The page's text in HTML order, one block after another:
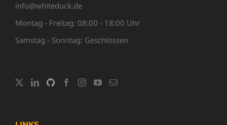
info@whiteduck.de
Montag - Freitag: 08:00 - 18:00 Uhr
Samstag - Sonntag: Geschlossen